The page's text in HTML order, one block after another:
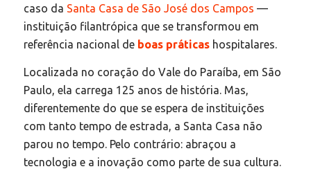
caso da Santa Casa de São José dos Campos —
instituição filantrópica que se transformou em
referência nacional de boas práticashospitalares.
Localizada no coração do Vale do Paraíba, em São
Paulo, ela carrega 125 anos de história. Mas,
diferentemente do que se espera de instituições
com tanto tempo de estrada, a Santa Casa não
parou no tempo. Pelo contrário: abraçou a
tecnologia e a inovação como parte de sua cultura.